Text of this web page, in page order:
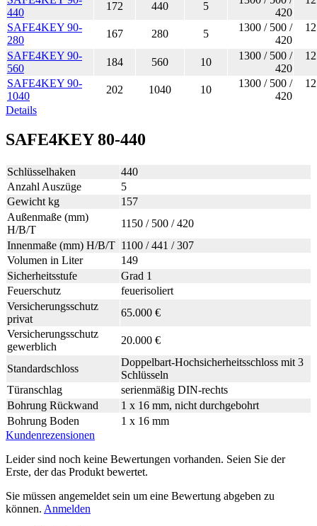
440
172 440 5
420
SAFE4KEY 90-
280
167 280 5
1300 / 500 /
420
SAFE4KEY 90-
560
184 560 10
1300 / 500 /
420
SAFE4KEY 90-
1040
202 1040 10
1300 / 500 /
420
Details
SAFE4KEY 80-440
Schlüsselhaken
440
Anzahl Auszüge
5
Gewicht kg
157
Außenmaße (mm)
H/B/T
1150 / 500 / 420
Innenmaße (mm) H/B/T 1100 / 441 / 307
Volumen in Liter
149
Sicherheitsstufe
Grad 1
Feuerschutz
feuerisoliert
Versicherungsschutz
privat
65.000 €
Versicherungsschutz
gewerblich
20.000 €
Standardschloss
Doppelbart-Hochsicherheitsschloss mit 3
Schlüsseln
Türanschlag
serienmäßig DIN-rechts
Bohrung Rückwand
1 x 16 mm, nicht durchgebohrt
Bohrung Boden
1 x 16 mm
Kundenrezensionen
Leider sind noch keine Bewertungen vorhanden. Seien Sie der
Erste, der das Produkt bewertet.
Sie müssen angemeldet sein um eine Bewertung abgeben zu
können. Anmelden